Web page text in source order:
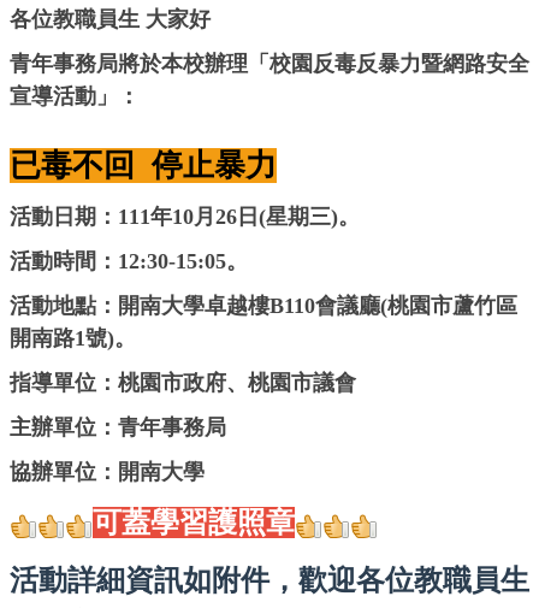
各位教職員生 大家好
青年事務局將於本校辦理「校園反毒反暴力暨網路安全
宣導活動」：
已毒不回 停止暴力
活動日期：111年10月26日(星期三)。
活動時間：12:30-15:05。
活動地點：開南大學卓越樓B110會議廳(桃園市蘆竹區
開南路1號)。
指導單位：桃園市政府、桃園市議會
主辦單位：青年事務局
協辦單位：開南大學
可蓋學習護照章
活動詳細資訊如附件，歡迎各位教職員生